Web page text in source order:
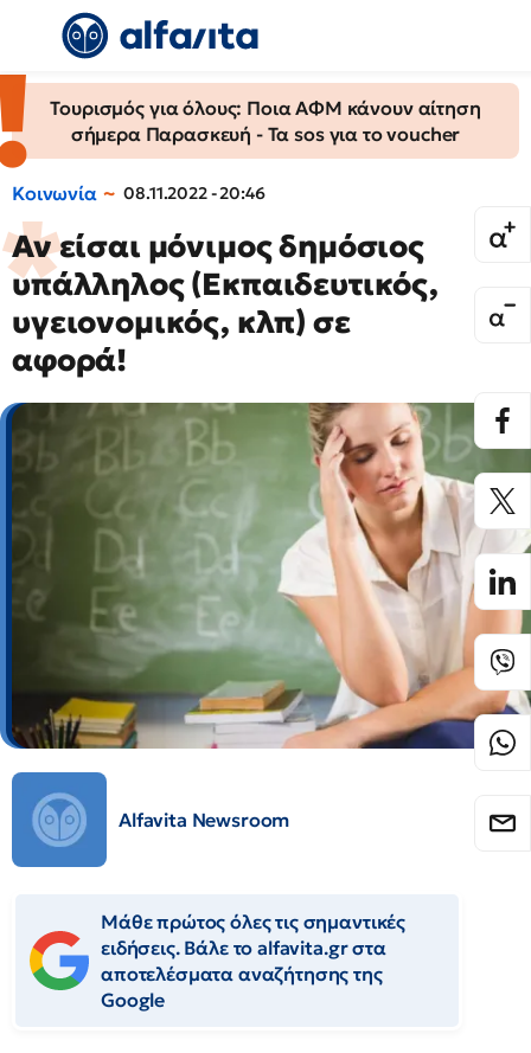
Τουρισμός για όλους: Ποια ΑΦΜ κάνουν αίτηση
σήμερα Παρασκευή - Τα sos για το voucher
Κοινωνία 08.11.2022 - 20:46
Αν είσαι μόνιμος δημόσιος
υπάλληλος (Εκπαιδευτικός,
υγειονομικός, κλπ) σε
αφορά!
Alfavita Newsroom
Μάθε πρώτος όλες τις σημαντικές
ειδήσεις. Βάλε το alfavita.gr στα
αποτελέσματα αναζήτησης της
Google